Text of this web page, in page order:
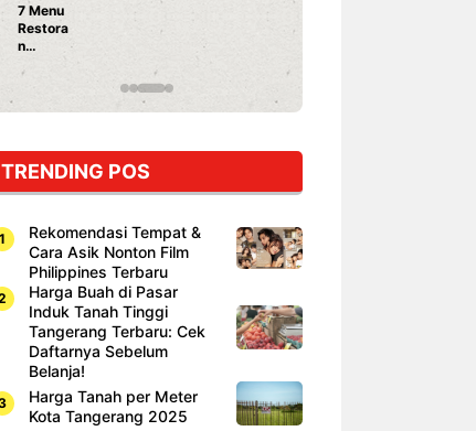
Prasetyo Buka Restoran
TRENDING POS
Rekomendasi Tempat &
Cara Asik Nonton Film
Philippines Terbaru
Harga Buah di Pasar
Induk Tanah Tinggi
Tangerang Terbaru: Cek
Daftarnya Sebelum
Belanja!
Harga Tanah per Meter
Kota Tangerang 2025